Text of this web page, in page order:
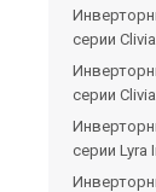
серии Clivia
серии
серии Lyra